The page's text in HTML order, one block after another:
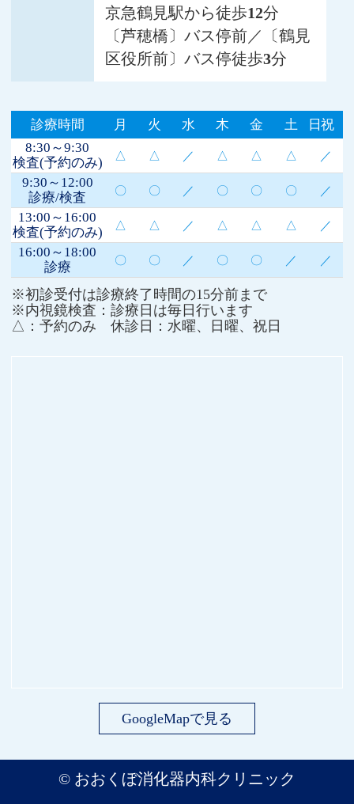
京急鶴見駅から徒歩12分
〔芦穂橋〕バス停前／〔鶴見
区役所前〕バス停徒歩3分
診療時間 月 火 水 木 金 土
日祝
8:30～9:30
検査(予約のみ)
△ △ ／ △ △ △ ／
9:30～12:00
診療/検査
〇 〇 ／ 〇 〇 〇 ／
13:00～16:00
検査(予約のみ)
△ △ ／ △ △ △ ／
16:00～18:00
診療
〇 〇 ／ 〇 〇 ／ ／
※初診受付は診療終了時間の15分前まで
※内視鏡検査：診療日は毎日行います
△：予約のみ 休診日：水曜、日曜、祝日
GoogleMapで見る
© おおくぼ消化器内科クリニック